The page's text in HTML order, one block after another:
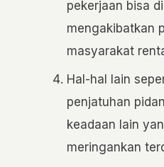
pekerjaan bisa
mengakibatkan
masyarakat
Hal-hal lain
penjatuhan
keadaan lain
meringankan